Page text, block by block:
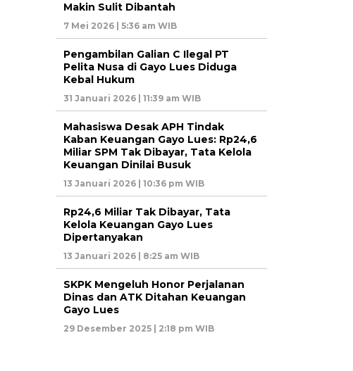
Makin Sulit Dibantah
7 Mei 2026 | 5:36 am WIB
Pengambilan Galian C Ilegal PT
Pelita Nusa di Gayo Lues Diduga
Kebal Hukum
31 Januari 2026 | 11:39 am WIB
Mahasiswa Desak APH Tindak
Kaban Keuangan Gayo Lues: Rp24,6
Miliar SPM Tak Dibayar, Tata Kelola
Keuangan Dinilai Busuk
13 Januari 2026 | 10:36 pm WIB
Rp24,6 Miliar Tak Dibayar, Tata
Kelola Keuangan Gayo Lues
Dipertanyakan
13 Januari 2026 | 8:25 am WIB
SKPK Mengeluh Honor Perjalanan
Dinas dan ATK Ditahan Keuangan
Gayo Lues
29 Desember 2025 | 2:18 pm WIB